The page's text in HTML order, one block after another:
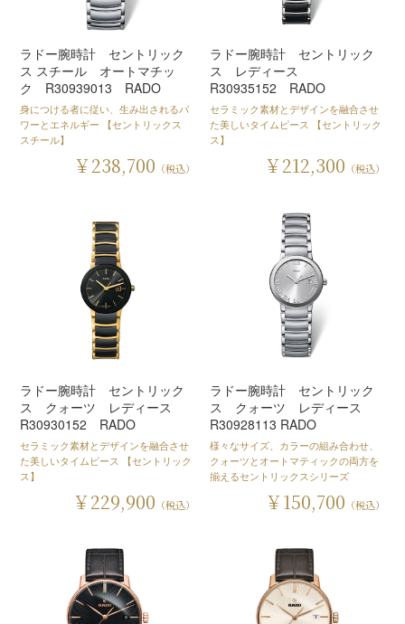
ラドー腕時計 セントリック
ス スチール オートマチッ
ク R30939013 RADO
身につける者に従い、生み出されるパ
ワーとエネルギー 【セントリックス
スチール】
￥238,700 （税込）
ラドー腕時計 セントリック
ス レディース
R30935152 RADO
セラミック素材とデザインを融合させ
た美しいタイムピース 【セントリック
ス】
￥212,300 （税込）
ラドー腕時計 セントリック
ス クォーツ レディース
R30930152 RADO
セラミック素材とデザインを融合させ
た美しいタイムピース 【セントリック
ス】
￥229,900 （税込）
ラドー腕時計 セントリック
ス クォーツ レディース
R30928113 RADO
様々なサイズ、カラーの組み合わせ、
クォーツとオートマティックの両方を
揃えるセントリックスシリーズ
￥150,700 （税込）